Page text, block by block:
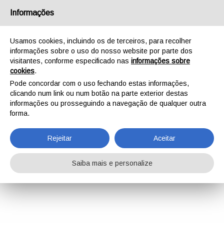
Informações
Usamos cookies, incluindo os de terceiros, para recolher
informações sobre o uso do nosso website por parte dos
visitantes, conforme especificado nas informações sobre
cookies.
Pode concordar com o uso fechando estas informações,
clicando num link ou num botão na parte exterior destas
informações ou prosseguindo a navegação de qualquer outra
forma.
Rejeitar Aceitar
Saiba mais e personalize